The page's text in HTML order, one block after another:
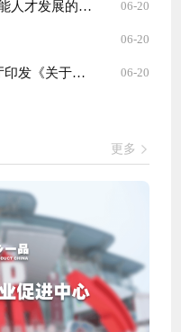
广东：在全国率先出台关于技能人才发展的地方性法规 06-20
06-20
中共中央办公厅 国务院办公厅印发《关于做好全国民族团结进步模范推荐评选工作的通知》 06-20
更多